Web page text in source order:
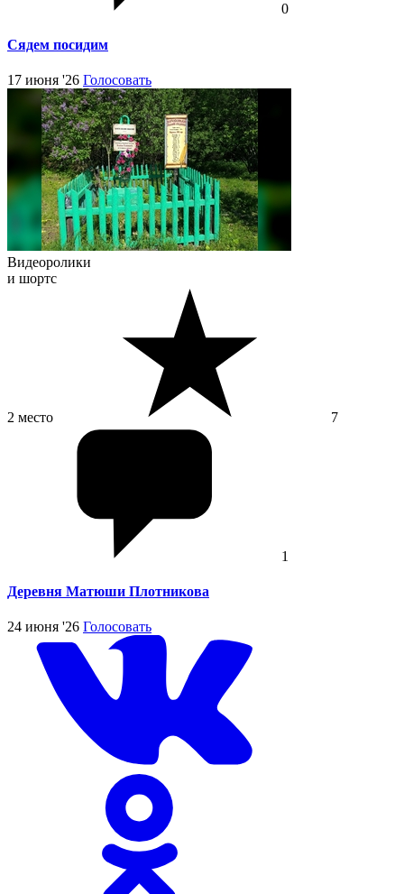
0
Сядем посидим
17 июня '26 Голосовать
Видеоролики
и шортс
2 место 7
1
Деревня Матюши Плотникова
24 июня '26 Голосовать